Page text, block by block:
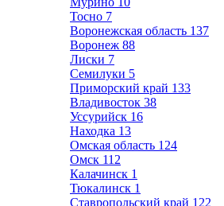
Тосно 7
Воронежская область 137
Воронеж 88
Лиски 7
Семилуки 5
Приморский край 133
Владивосток 38
Уссурийск 16
Находка 13
Омская область 124
Омск 112
Калачинск 1
Тюкалинск 1
Ставропольский край 122